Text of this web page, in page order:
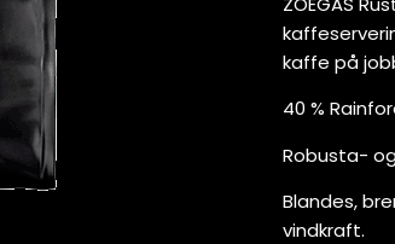
kaffe på
40 %
Robusta-
Blandes,
vindkraft.